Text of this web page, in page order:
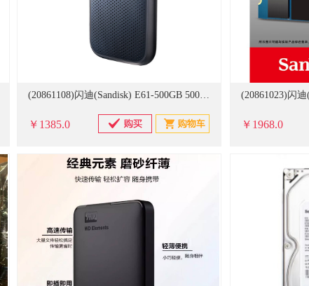
(20861108)闪迪(Sandisk) E61-500GB 500GB Nvme 移动固态硬盘（PSSD）卓越版 传输速度1050MB/s IP55等级三防保护 硬盘(单位：个)
￥1385.0 ￥1968.0